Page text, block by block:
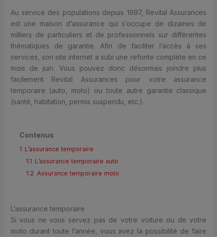
Au service des populations depuis 1997, Revital Assurances
est une maison d’assurance qui s’occupe de dizaines de
milliers de particuliers et de professionnels sur différentes
thématiques de garantie. Afin de faciliter l’accès à ses
services, son site internet a subi une refonte complète en ce
mois de juin. Vous pouvez donc désormais joindre plus
facilement Revital Assurances pour votre assurance
temporaire (auto, moto) ou toute autre garantie classique
(santé, habitation, permis suspendu, etc.).
Contenus
1 L’assurance temporaire
1.1 L’assurance temporaire auto
1.2 Assurance temporaire moto
L’assurance temporaire
Si vous ne vous servez pas de votre voiture ou de votre
moto durant toute l’année, vous avez la possibilité de faire